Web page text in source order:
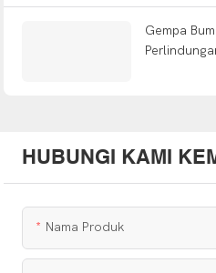
Gempa
HUBUNGI KAMI
Nama Produk